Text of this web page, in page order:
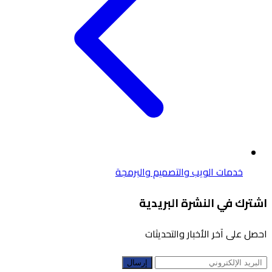
خدمات الويب والتصميم والبرمجة
اشترك في النشرة البريدية
احصل على آخر الأخبار والتحديثات
إرسال